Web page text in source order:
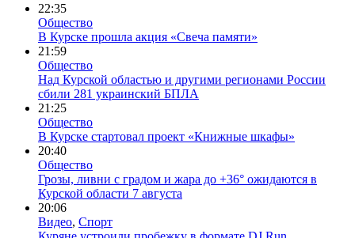
22:35
Общество
В Курске прошла акция «Свеча памяти»
21:59
Общество
Над Курской областью и другими регионами России
сбили 281 украинский БПЛА
21:25
Общество
В Курске стартовал проект «Книжные шкафы»
20:40
Общество
Грозы, ливни с градом и жара до +36° ожидаются в
Курской области 7 августа
20:06
Видео, Спорт